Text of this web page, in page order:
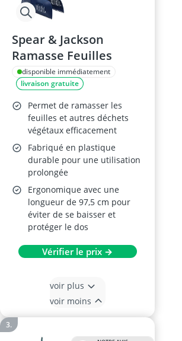
Spear & Jackson
Ramasse Feuilles
disponible immédiatement
livraison gratuite
Permet de ramasser les
feuilles et autres déchets
végétaux efficacement
Fabriqué en plastique
durable pour une utilisation
prolongée
Ergonomique avec une
longueur de 97,5 cm pour
éviter de se baisser et
protéger le dos
Vérifier le prix →
voir plus
voir moins